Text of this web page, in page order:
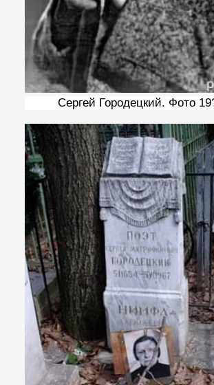
Сергей Городецкий. Фото